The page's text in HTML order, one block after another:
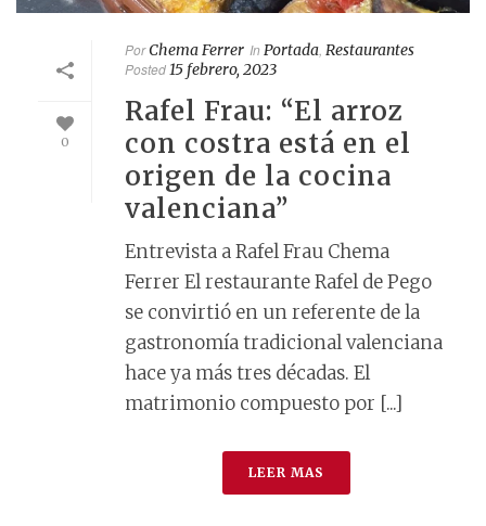
0
PorChema Ferrer In Portada Restaurantes
Posted15 febrero, 2023
Rafel Frau: “El arroz
con costra está en el
origen de la cocina
valenciana”
Entrevista a Rafel Frau Chema
Ferrer El restaurante Rafel de Pego
se convirtió en un referente de la
gastronomía tradicional valenciana
hace ya más tres décadas. El
matrimonio compuesto por [...]
LEER MAS